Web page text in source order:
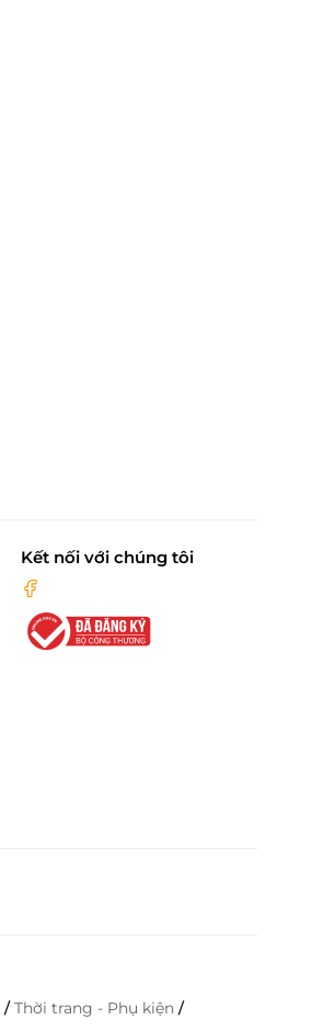
Kết nối với chúng tôi
/Thời trang - Phụ kiện /